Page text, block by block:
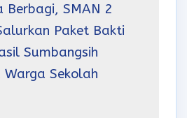
Berbagi, SMAN 2
Paket Bakti
Sumbangsih
Warga Sekolah